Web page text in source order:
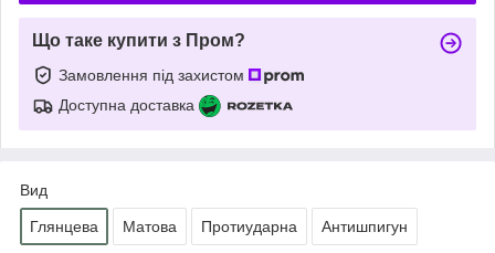
Що таке купити з Пром?
Замовлення під захистом
Доступна доставка
Вид
Глянцева Матова Протиударна Антишпигун